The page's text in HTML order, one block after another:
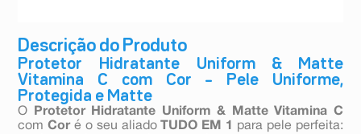
Descrição do Produto
Protetor Hidratante Uniform & Matte
Vitamina C com Cor – Pele Uniforme,
Protegida e Matte
O
Protetor Hidratante Uniform & Matte Vitamina C
comCoré o seu aliado TUDO EM 1
para pele perfeita: